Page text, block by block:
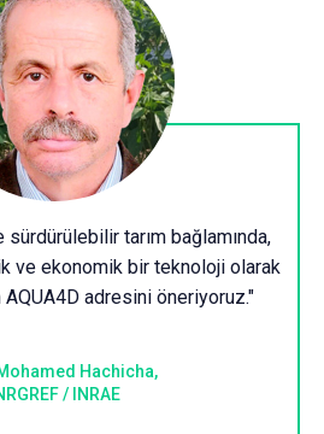
tarım bağlamında,
ve ekonomik bir teknoloji olarak
adresini öneriyoruz."
Hachicha,
/ INRAE